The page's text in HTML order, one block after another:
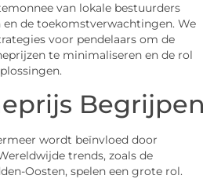
van lokale bestuurders
en de toekomstverwachtingen. We
voor pendelaars om de
te minimaliseren en de rol
wordt beïnvloed door
trends, zoals de
Oosten, spelen een grote rol.